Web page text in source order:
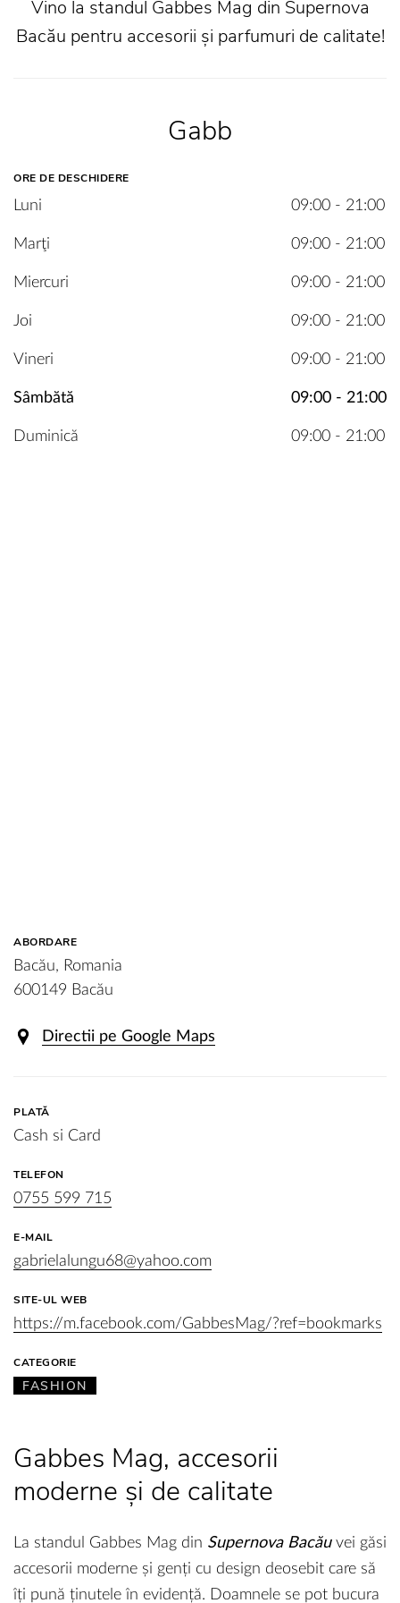
Vino la standul Gabbes Mag din Supernova
Bacău pentru accesorii și parfumuri de calitate!
Gabb
ORE DE DESCHIDERE
Luni 09:00 - 21:00
Marţi 09:00 - 21:00
Miercuri 09:00 - 21:00
Joi 09:00 - 21:00
Vineri 09:00 - 21:00
Sâmbătă 09:00 - 21:00
Duminică 09:00 - 21:00
ABORDARE
Bacău, Romania
600149 Bacău
Directii pe Google Maps
PLATĂ
Cash si Card
TELEFON
0755 599 715
E-MAIL
gabrielalungu68@yahoo.com
SITE-UL WEB
https://m.facebook.com/GabbesMag/?ref=bookmarks
CATEGORIE
FASHION
Gabbes Mag, accesorii
moderne și de calitate
La standul Gabbes Mag din Supernova Bacăuvei găsi
accesorii moderne și genți cu design deosebit care să
îți pună ținutele în evidență. Doamnele se pot bucura
TO ENGLISH VERSION
CONTINUE IN ROMANIAN